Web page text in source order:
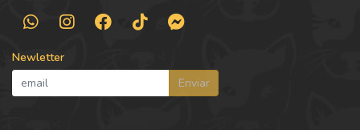
Newletter
Enviar